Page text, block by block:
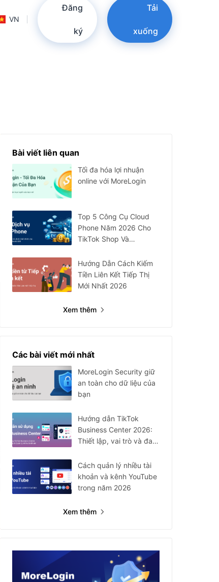
VN
Đăng
ký
Tải
xuống
Bài viết liên quan
Tối đa hóa lợi nhuận
online với MoreLogin
Top 5 Công Cụ Cloud
Phone Năm 2026 Cho
TikTok Shop Và
Hướng Dẫn Cách Kiếm
Tiền Liên Kết Tiếp Thị
Mới Nhất 2026
Xem thêm
Các bài viết mới nhất
MoreLogin Security giữ
an toàn cho dữ liệu của
bạn
Hướng dẫn TikTok
Business Center 2026:
Thiết lập, vai trò và đa
Cách quản lý nhiều tài
khoản và kênh YouTube
trong năm 2026
Xem thêm